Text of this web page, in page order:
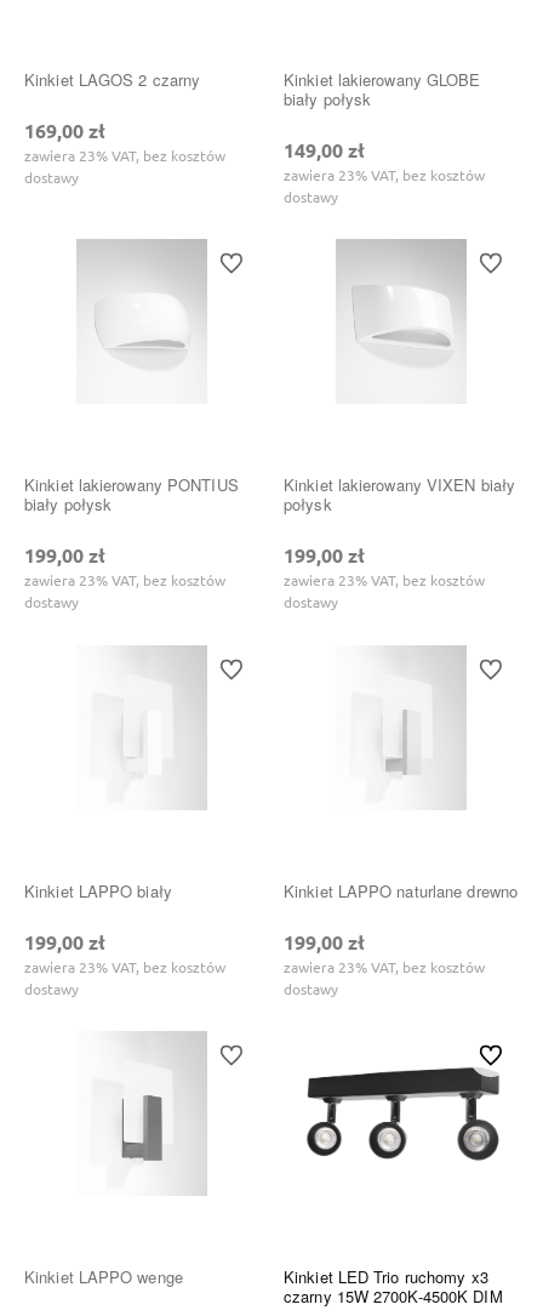
Kinkiet LAGOS 2 czarny
169,00 zł
zawiera 23% VAT, bez kosztów
dostawy
Kinkiet lakierowany GLOBE
biały połysk
149,00 zł
zawiera 23% VAT, bez kosztów
dostawy
Kinkiet lakierowany PONTIUS
biały połysk
199,00 zł
zawiera 23% VAT, bez kosztów
dostawy
Do ulubionych
Kinkiet lakierowany VIXEN biały
połysk
199,00 zł
zawiera 23% VAT, bez kosztów
dostawy
Do
Kinkiet LAPPO biały
199,00 zł
zawiera 23% VAT, bez kosztów
dostawy
Do ulubionych
Kinkiet LAPPO naturlane drewno
199,00 zł
zawiera 23% VAT, bez kosztów
dostawy
Do
Kinkiet LAPPO wenge
Do ulubionych
Kinkiet LED Trio ruchomy x3
czarny 15W 2700K-4500K DIM
Do